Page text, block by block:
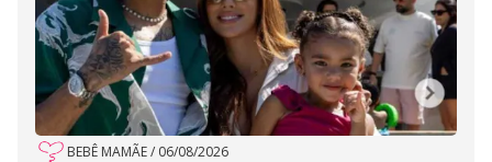
BEBÊ MAMÃE/ 06/08/2026